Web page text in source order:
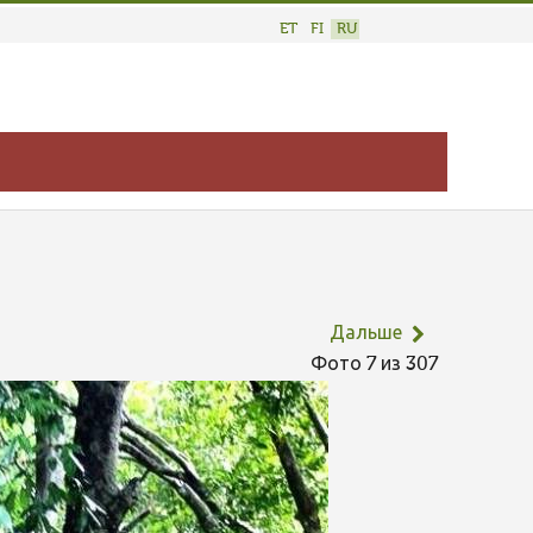
ET FI RU
Дальше
Фото 7 из 307